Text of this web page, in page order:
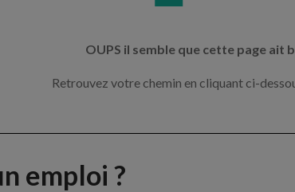
OUPS il semble que cette page ait
Retrouvez votre chemin en cliquant ci-
emploi ?